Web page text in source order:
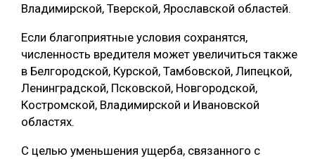
Владимирской, Тверской, Ярославской областей.
Если благоприятные условия сохранятся,
численность вредителя может увеличиться также
в Белгородской, Курской, Тамбовской, Липецкой,
Ленинградской, Псковской, Новгородской,
Костромской, Владимирской и Ивановской
областях.
С целью уменьшения ущерба, связанного с